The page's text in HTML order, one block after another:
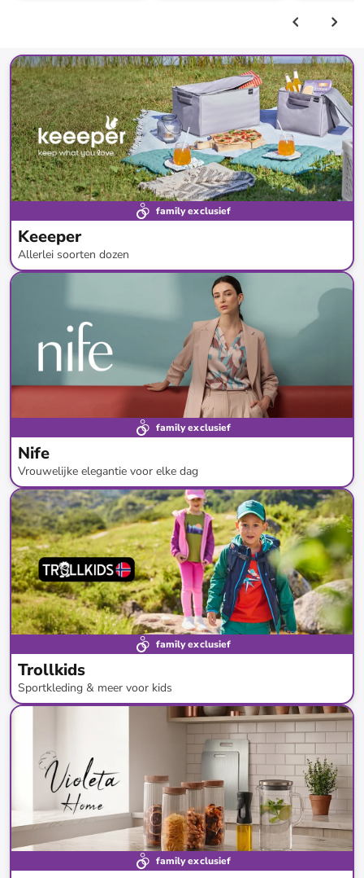
family exclusief
Keeeper
Allerlei soorten dozen
family exclusief
Nife
Vrouwelijke elegantie voor elke dag
tot-84%* Nieuwe collectie
family exclusief
Trollkids
Sportkleding & meer voor kids
family exclusief